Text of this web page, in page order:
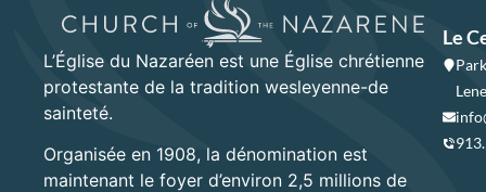
L’Église du Nazaréen est une Église chrétienne
protestante de la tradition wesleyenne-de
sainteté.
Organisée en 1908, la dénomination est
maintenant le foyer d’environ 2,5 millions de
Le